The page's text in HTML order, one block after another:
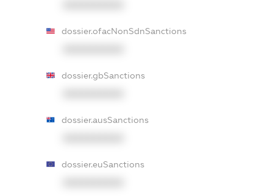
dossier.ofacNonSdnSanctions
dossier.gbSanctions
dossier.ausSanctions
dossier.euSanctions